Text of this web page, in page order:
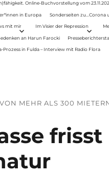
Online-Buchvorstellung vom
in Europa Sonderseiten zu…Corona
mit mir Im Visier der Repression
an Harun Farocki
Prozess in Fulda – Interview mit Radio Flora
MEHR ALS 300
frisst